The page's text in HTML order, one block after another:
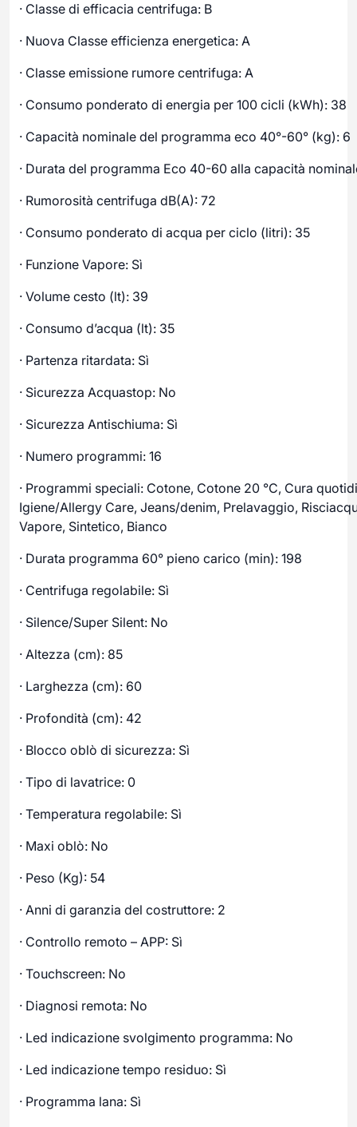
· Classe di efficacia centrifuga: B
· Nuova Classe efficienza energetica: A
· Classe emissione rumore centrifuga: A
· Consumo ponderato di energia per 100 cicli (kWh): 38
· Capacità nominale del programma eco 40°-60° (kg): 6
· Durata del programma Eco 40-60 alla capacità
· Rumorosità centrifuga dB(A): 72
· Consumo ponderato di acqua per ciclo (litri): 35
· Funzione Vapore: Sì
· Volume cesto (lt): 39
· Consumo d’acqua (lt): 35
· Partenza ritardata: Sì
· Sicurezza Acquastop: No
· Sicurezza Antischiuma: Sì
· Numero programmi: 16
· Programmi speciali: Cotone, Cotone 20 °C, Cura
Igiene/Allergy Care, Jeans/denim, Prelavaggio,
Vapore, Sintetico, Bianco
· Durata programma 60° pieno carico (min): 198
· Centrifuga regolabile: Sì
· Silence/Super Silent: No
· Altezza (cm): 85
· Larghezza (cm): 60
· Profondità (cm): 42
· Blocco oblò di sicurezza: Sì
· Tipo di lavatrice: 0
· Temperatura regolabile: Sì
· Maxi oblò: No
· Peso (Kg): 54
· Anni di garanzia del costruttore: 2
· Controllo remoto – APP: Sì
· Touchscreen: No
· Diagnosi remota: No
· Led indicazione svolgimento programma: No
· Led indicazione tempo residuo: Sì
· Programma lana: Sì